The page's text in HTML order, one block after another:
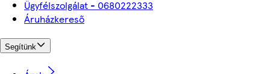
Ügyfélszolgálat - 0680222333
Áruházkereső
Segítünk